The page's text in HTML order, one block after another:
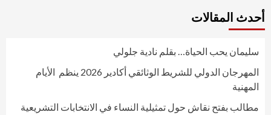
أحدث المقالات
سليمان يحب الحياة… بقلم نادية جلولي
المهرجان الدولي للشريط الوثائقي أكادير 2026 ينظم الأيام
المهنية
مطالب بفتح نقاش حول تمثيلية النساء في الانتخابات التشريعية